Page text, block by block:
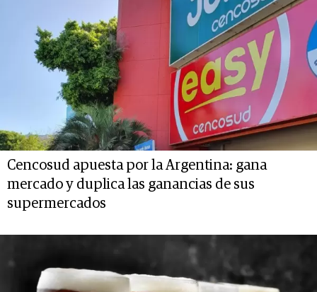
Cencosud apuesta por la Argentina: gana
mercado y duplica las ganancias de sus
supermercados